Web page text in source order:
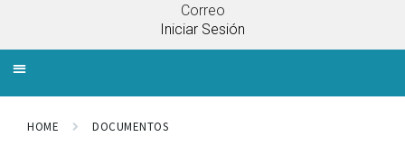
Correo
Iniciar Sesión
HOME DOCUMENTOS